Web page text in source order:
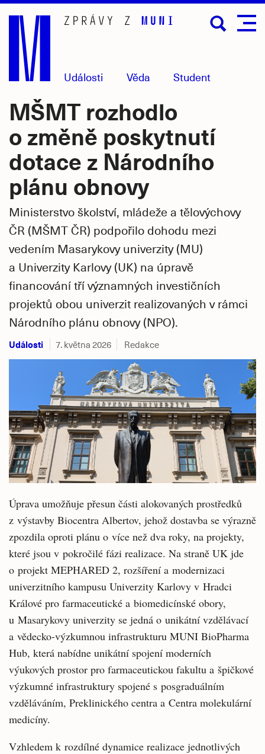
Přejít
hlavní
obsah
Události Věda Student
MŠMT rozhodlo
o změně poskytnutí
dotace z Národního
plánu obnovy
Ministerstvo školství, mládeže a tělovýchovy
ČR (MŠMT ČR) podpořilo dohodu mezi
vedením Masarykovy univerzity (MU)
a Univerzity Karlovy (UK) na úpravě
financování tří významných investičních
projektů obou univerzit realizovaných v rámci
Národního plánu obnovy (NPO).
Události 7. května 2026 Redakce
Úprava umožňuje přesun části alokovaných prostředků
z výstavby Biocentra Albertov, jehož dostavba se výrazně
zpozdila oproti plánu o více než dva roky, na projekty,
které jsou v pokročilé fázi realizace. Na straně UK jde
o projekt MEPHARED 2, rozšíření a modernizaci
univerzitního kampusu Univerzity Karlovy v Hradci
Králové pro farmaceutické a biomedicínské obory,
u Masarykovy univerzity se jedná o unikátní vzdělávací
a vědecko-výzkumnou infrastrukturu MUNI BioPharma
Hub, která nabídne unikátní spojení moderních
výukových prostor pro farmaceutickou fakultu a špičkové
výzkumné infrastruktury spojené s posgraduálním
vzděláváním, Preklinického centra a Centra molekulární
medicíny.
Vzhledem k rozdílné dynamice realizace jednotlivých